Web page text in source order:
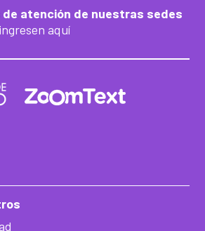
de atención de nuestras sedes
ingresen aquí